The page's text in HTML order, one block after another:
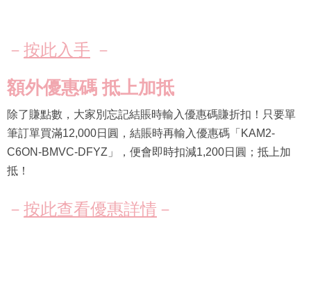
－ 按此入手 －
額外優惠碼 抵上加抵
除了賺點數，大家別忘記結賬時輸入優惠碼賺折扣！只要單
筆訂單買滿12,000日圓，結賬時再輸入優惠碼「KAM2-
C6ON-BMVC-DFYZ」，便會即時扣減1,200日圓；抵上加
抵！
－ 按此查看優惠詳情 －